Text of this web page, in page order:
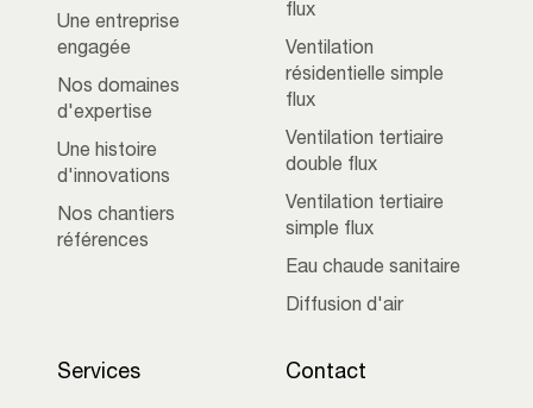
Une entreprise
engagée
Nos domaines
d'expertise
Une histoire
d'innovations
Nos chantiers
références
flux
Ventilation
résidentielle simple
flux
Ventilation tertiaire
double flux
Ventilation tertiaire
simple flux
Eau chaude sanitaire
Diffusion d'air
Services Contact